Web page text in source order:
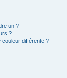
un ?
?
couleur différente ?